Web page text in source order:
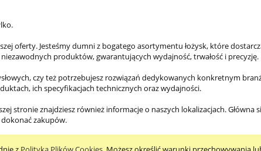
oferty. Jesteśmy dumni z bogatego asortymentu łożysk, które
produktów, gwarantujących wydajność, trwałość i precyzję.
czy też potrzebujesz rozwiązań dedykowanych konkretnym
ich specyfikacjach technicznych oraz wydajności.
stronie znajdziesz również informacje o naszych lokalizacjach. Główna
dokonać zakupów.